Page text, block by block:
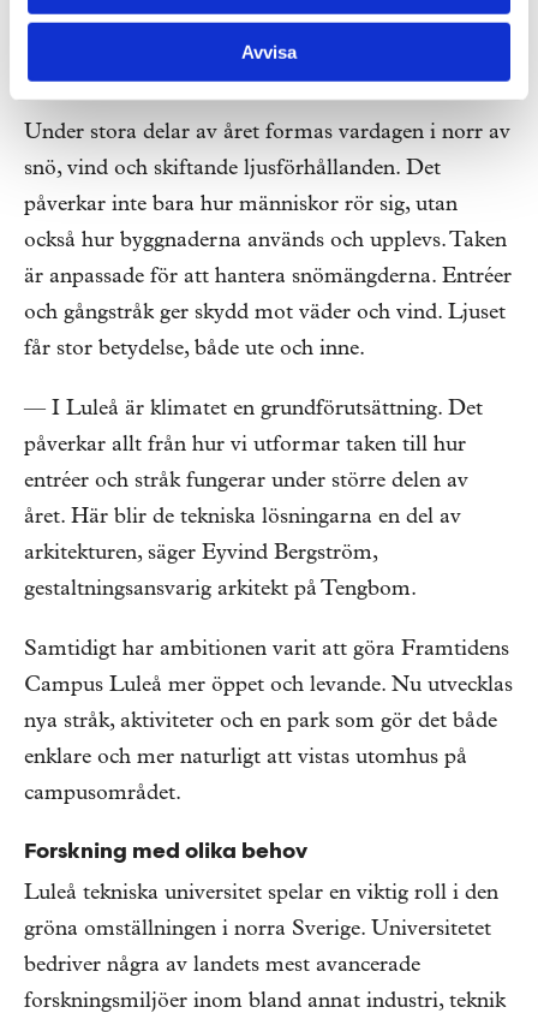
Avvisa
som lätt att orientera sig i.
Klimatet sätter villkoren
Under stora delar av året formas vardagen i norr av
snö, vind och skiftande ljusförhållanden. Det
påverkar inte bara hur människor rör sig, utan
också hur byggnaderna används och upplevs. Taken
är anpassade för att hantera snömängderna. Entréer
och gångstråk ger skydd mot väder och vind. Ljuset
får stor betydelse, både ute och inne.
— I Luleå är klimatet en grundförutsättning. Det
påverkar allt från hur vi utformar taken till hur
entréer och stråk fungerar under större delen av
året. Här blir de tekniska lösningarna en del av
arkitekturen, säger Eyvind Bergström,
gestaltningsansvarig arkitekt på Tengbom.
Samtidigt har ambitionen varit att göra Framtidens
Campus Luleå mer öppet och levande. Nu utvecklas
nya stråk, aktiviteter och en park som gör det både
enklare och mer naturligt att vistas utomhus på
campusområdet.
Forskning med olika behov
Luleå tekniska universitet spelar en viktig roll i den
gröna omställningen i norra Sverige. Universitetet
bedriver några av landets mest avancerade
forskningsmiljöer inom bland annat industri, teknik